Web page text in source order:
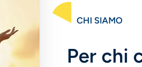
CHI SIAMO
Per chi